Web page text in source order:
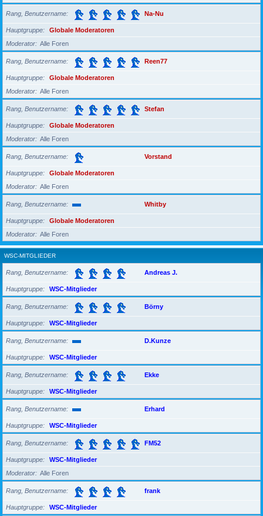
Rang, Benutzername Na-Nu
Hauptgruppe
Globale Moderatoren
Moderator
Alle Foren
Rang, Benutzername Reen77
Hauptgruppe
Globale Moderatoren
Moderator
Alle Foren
Rang, Benutzername Stefan
Hauptgruppe
Globale Moderatoren
Moderator
Alle Foren
Rang, Benutzername Vorstand
Hauptgruppe
Globale Moderatoren
Moderator
Alle Foren
Rang, Benutzername Whitby
Hauptgruppe
Globale Moderatoren
Moderator
Alle Foren
WSC-MITGLIEDER
Rang, Benutzername Andreas J.
Hauptgruppe WSC-Mitglieder
Rang, Benutzername Börny
Hauptgruppe WSC-Mitglieder
Rang, Benutzername D.Kunze
Hauptgruppe WSC-Mitglieder
Rang, Benutzername Ekke
Hauptgruppe WSC-Mitglieder
Rang, Benutzername Erhard
Hauptgruppe WSC-Mitglieder
Rang, Benutzername FM52
Hauptgruppe
WSC-Mitglieder
Moderator
Alle Foren
Rang, Benutzername frank
Hauptgruppe WSC-Mitglieder